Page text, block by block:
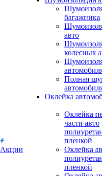
Акции
багажника
авто
колесных
Полная
Оклейка
Оклейка
части авто
пленкой
Оклейка
пленкой